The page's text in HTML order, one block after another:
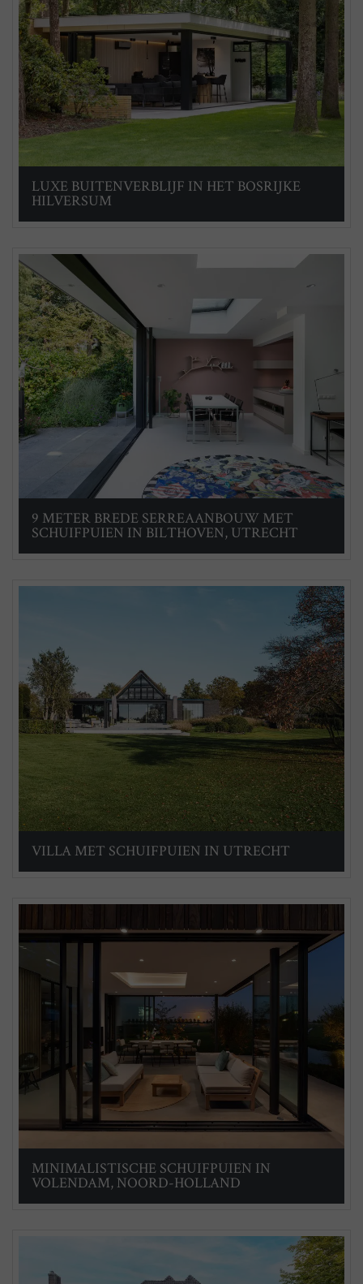
LUXE BUITENVERBLIJF IN HET BOSRIJKE
HILVERSUM
9 METER BREDE SERREAANBOUW MET
SCHUIFPUIEN IN BILTHOVEN, UTRECHT
VILLA MET SCHUIFPUIEN IN UTRECHT
MINIMALISTISCHE SCHUIFPUIEN IN
VOLENDAM, NOORD-HOLLAND